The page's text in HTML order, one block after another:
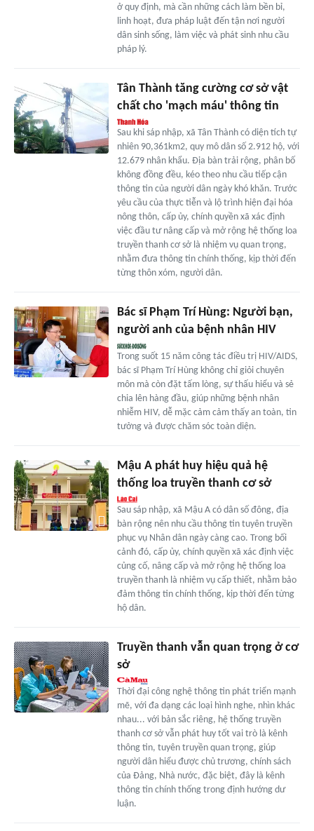
ở quy định, mà cần những cách làm bền bỉ,
linh hoạt, đưa pháp luật đến tận nơi người
dân sinh sống, làm việc và phát sinh nhu cầu
pháp lý.
Tân Thành tăng cường cơ sở vật
chất cho 'mạch máu' thông tin
Sau khi sáp nhập, xã Tân Thành có diện tích tự
nhiên 90,361km2, quy mô dân số 2.912 hộ, với
12.679 nhân khẩu. Địa bàn trải rộng, phân bố
không đồng đều, kéo theo nhu cầu tiếp cận
thông tin của người dân ngày khó khăn. Trước
yêu cầu của thực tiễn và lộ trình hiện đại hóa
nông thôn, cấp ủy, chính quyền xã xác định
việc đầu tư nâng cấp và mở rộng hệ thống loa
truyền thanh cơ sở là nhiệm vụ quan trọng,
nhằm đưa thông tin chính thống, kịp thời đến
từng thôn xóm, người dân.
Bác sĩ Phạm Trí Hùng: Người bạn,
người anh của bệnh nhân HIV
Trong suốt 15 năm công tác điều trị HIV/AIDS,
bác sĩ Phạm Trí Hùng không chỉ giỏi chuyên
môn mà còn đặt tấm lòng, sự thấu hiểu và sẻ
chia lên hàng đầu, giúp những bệnh nhân
nhiễm HIV, dễ mặc cảm cảm thấy an toàn, tin
tưởng và được chăm sóc toàn diện.
Mậu A phát huy hiệu quả hệ
thống loa truyền thanh cơ sở
Sau sáp nhập, xã Mậu A có dân số đông, địa
bàn rộng nên nhu cầu thông tin tuyên truyền
phục vụ Nhân dân ngày càng cao. Trong bối
cảnh đó, cấp ủy, chính quyền xã xác định việc
củng cố, nâng cấp và mở rộng hệ thống loa
truyền thanh là nhiệm vụ cấp thiết, nhằm bảo
đảm thông tin chính thống, kịp thời đến từng
hộ dân.
Truyền thanh vẫn quan trọng ở cơ
sở
Thời đại công nghệ thông tin phát triển mạnh
mẽ, với đa dạng các loại hình nghe, nhìn khác
nhau... với bản sắc riêng, hệ thống truyền
thanh cơ sở vẫn phát huy tốt vai trò là kênh
thông tin, tuyên truyền quan trọng, giúp
người dân hiểu được chủ trương, chính sách
của Ðảng, Nhà nước, đặc biệt, đây là kênh
thông tin chính thống trong định hướng dư
luận.